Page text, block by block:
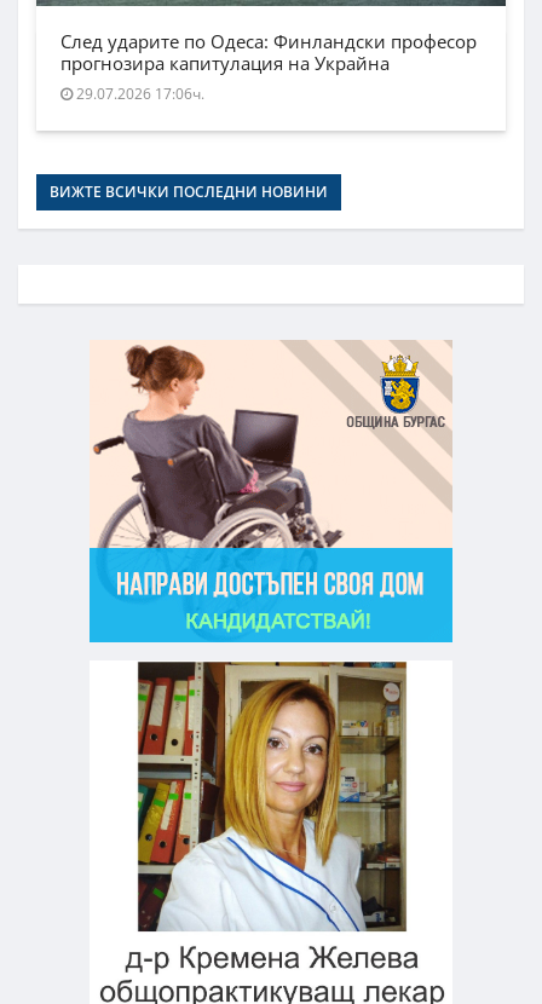
След ударите по Одеса: Финландски професор
прогнозира капитулация на Украйна
29.07.2026 17:06ч.
ВИЖТЕ ВСИЧКИ ПОСЛЕДНИ НОВИНИ